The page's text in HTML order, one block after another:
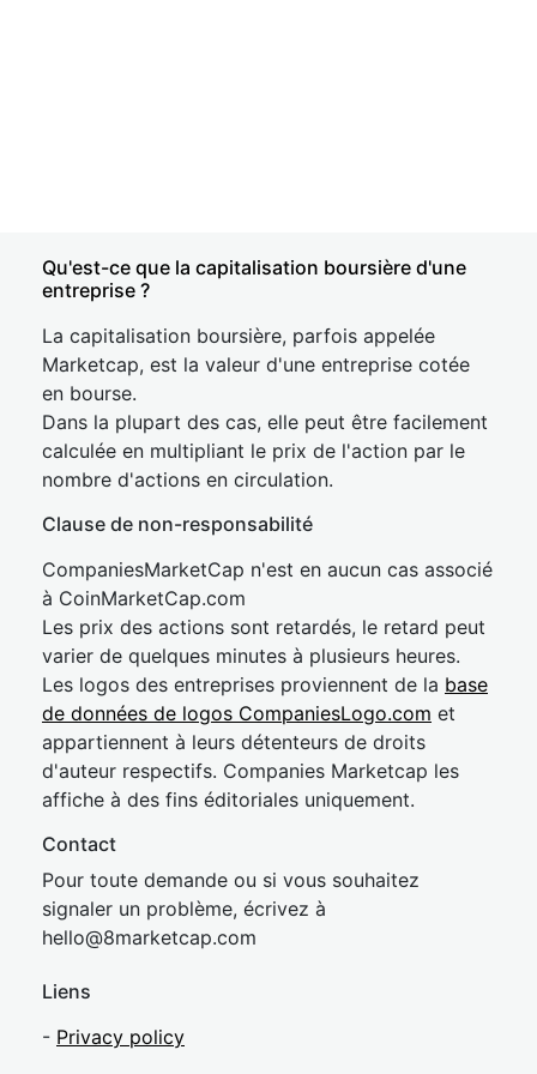
Qu'est-ce que la capitalisation boursière d'une
entreprise ?
La capitalisation boursière, parfois appelée
Marketcap, est la valeur d'une entreprise cotée
en bourse.
Dans la plupart des cas, elle peut être facilement
calculée en multipliant le prix de l'action par le
nombre d'actions en circulation.
Clause de non-responsabilité
CompaniesMarketCap n'est en aucun cas associé
à CoinMarketCap.com
Les prix des actions sont retardés, le retard peut
varier de quelques minutes à plusieurs heures.
Les logos des entreprises proviennent de la base
de données de logos CompaniesLogo.com et
appartiennent à leurs détenteurs de droits
d'auteur respectifs. Companies Marketcap les
affiche à des fins éditoriales uniquement.
Contact
Pour toute demande ou si vous souhaitez
signaler un problème, écrivez à
hello@8marketcap.com
Liens
- Privacy policy